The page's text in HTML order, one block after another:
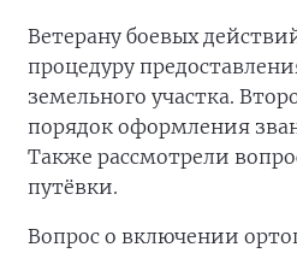
Ветерану боевых
процедуру
земельного участка.
порядок оформления
Также рассмотрели
путёвки.
Вопрос о включении